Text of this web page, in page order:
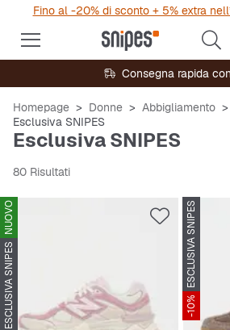
Fino al -20% di sconto + 5% extra
Consegna rapida
Homepage Donne Abbigliamento
Esclusiva SNIPES
Esclusiva SNIPES
80 Risultati
NUOVO
ESCLUSIVA SNIPES ESCLUSIVA SNIPES
-10%